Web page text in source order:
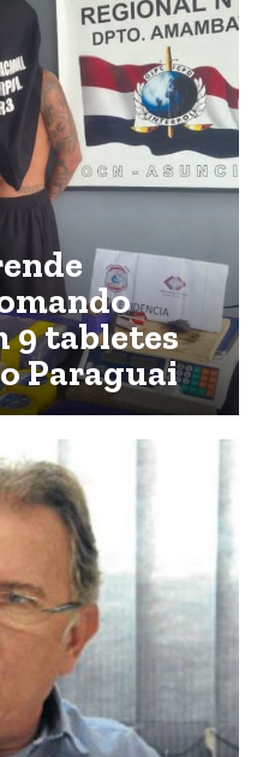
9 tabletes
Paraguai